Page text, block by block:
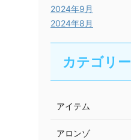
2024年9月
2024年8月
カテゴリー
アイテム
アロンゾ